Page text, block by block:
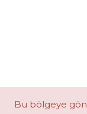
Bu bölgeye